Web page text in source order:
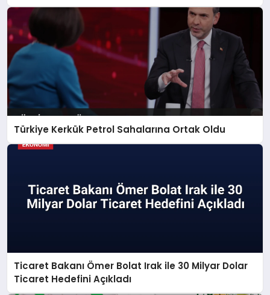
Türkiye Kerkük Petrol Sahalarına Ortak Oldu
Ticaret Bakanı Ömer Bolat Irak ile 30 Milyar Dolar
Ticaret Hedefini Açıkladı